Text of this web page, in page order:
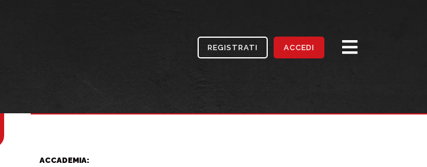
REGISTRATI ACCEDI
ACCADEMIA: